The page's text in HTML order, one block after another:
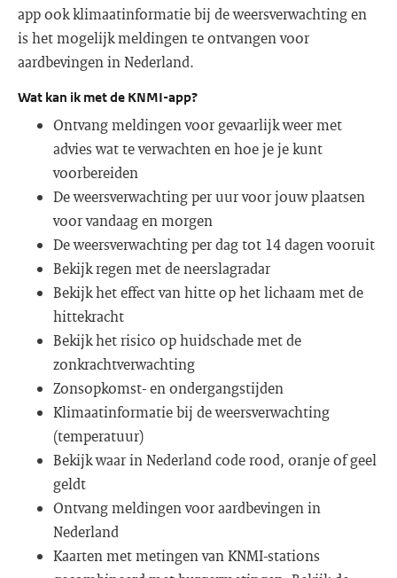
app ook klimaatinformatie bij de weersverwachting en
is het mogelijk meldingen te ontvangen voor
aardbevingen in Nederland.
Wat kan ik met de KNMI-app?
Ontvang meldingen voor gevaarlijk weer met
advies wat te verwachten en hoe je je kunt
voorbereiden
De weersverwachting per uur voor jouw plaatsen
voor vandaag en morgen
De weersverwachting per dag tot 14 dagen vooruit
Bekijk regen met de neerslagradar
Bekijk het effect van hitte op het lichaam met de
hittekracht
Bekijk het risico op huidschade met de
zonkrachtverwachting
Zonsopkomst- en ondergangstijden
Klimaatinformatie bij de weersverwachting
(temperatuur)
Bekijk waar in Nederland code rood, oranje of geel
geldt
Ontvang meldingen voor aardbevingen in
Nederland
Kaarten met metingen van KNMI-stations